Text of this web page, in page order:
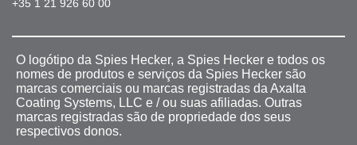
+35 1 21 926 60 00
O logótipo da Spies Hecker, a Spies Hecker e todos os
nomes de produtos e serviços da Spies Hecker são
marcas comerciais ou marcas registradas da Axalta
Coating Systems, LLC e / ou suas afiliadas. Outras
marcas registradas são de propriedade dos seus
respectivos donos.